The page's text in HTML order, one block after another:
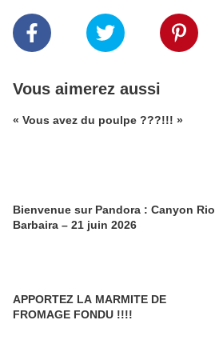
Vous aimerez aussi
« Vous avez du poulpe ???!!! »
Bienvenue sur Pandora : Canyon Rio
Barbaira – 21 juin 2026
APPORTEZ LA MARMITE DE
FROMAGE FONDU !!!!